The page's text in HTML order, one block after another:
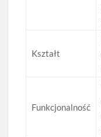
Kształt
Funkcjonalność